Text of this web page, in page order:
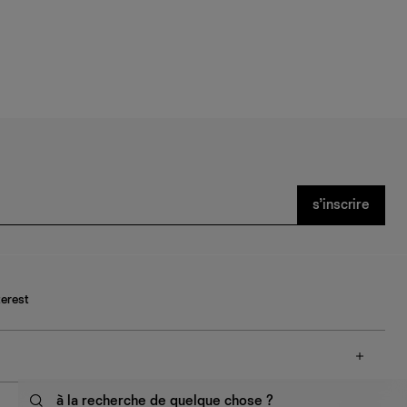
à la recherche de quelque chose ?
s’inscrire